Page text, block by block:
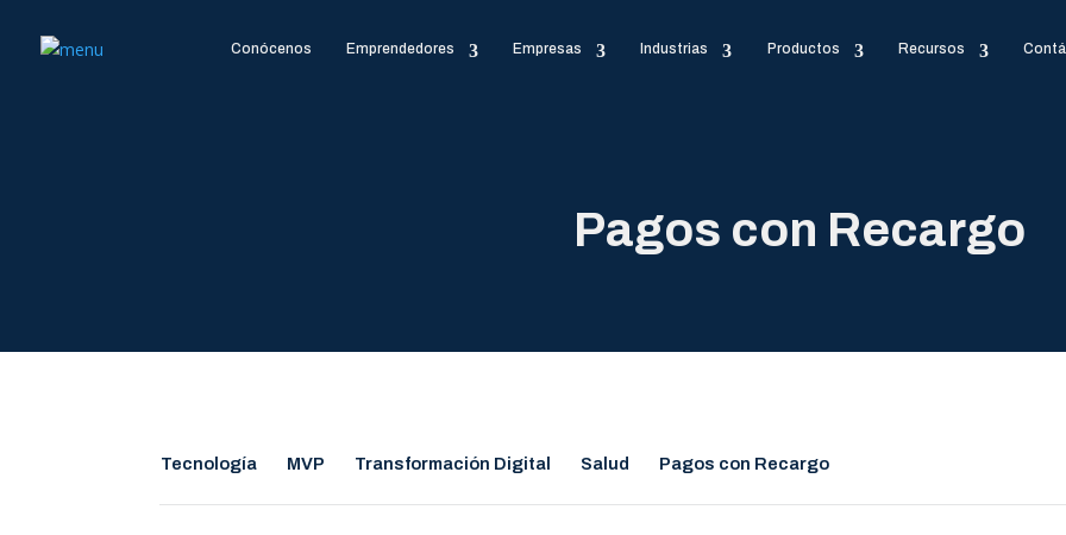
Conócenos Emprendedores Empresas Industrias Productos Recursos
Pagos con Recargo
Tecnología MVP Transformación Digital Salud Pagos con Recargo